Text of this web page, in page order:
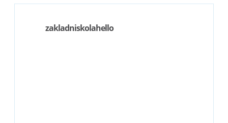
zakladniskolahello